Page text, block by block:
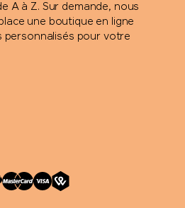
A à Z. Sur demande, nous
une boutique en ligne
personnalisés pour votre